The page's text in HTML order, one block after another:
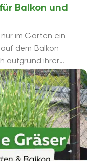
Balkon und
im Garten ein
dem Balkon
aufgrund ihrer
...